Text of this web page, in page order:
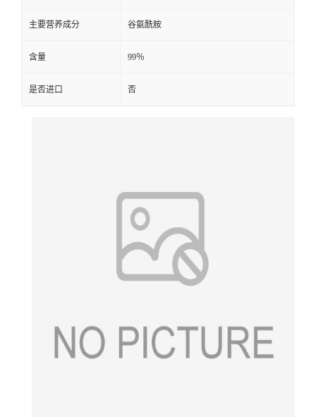
主要营养成分 谷氨酰胺
含量 99％
是否进口 否